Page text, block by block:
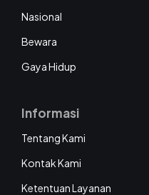
Nasional
Bewara
Gaya Hidup
Informasi
Tentang Kami
Kontak Kami
Ketentuan Layanan